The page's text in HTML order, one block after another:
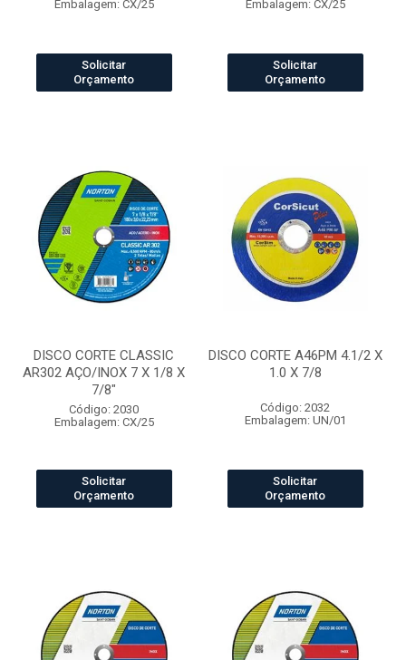
Embalagem: CX/25
Solicitar
Orçamento
Embalagem: CX/25
Solicitar
Orçamento
DISCO CORTE CLASSIC
AR302 AÇO/INOX 7 X 1/8 X
7/8"
Código: 2030
Embalagem: CX/25
Solicitar
Orçamento
DISCO CORTE A46PM 4.1/2 X
1.0 X 7/8
Código: 2032
Embalagem: UN/01
Solicitar
Orçamento